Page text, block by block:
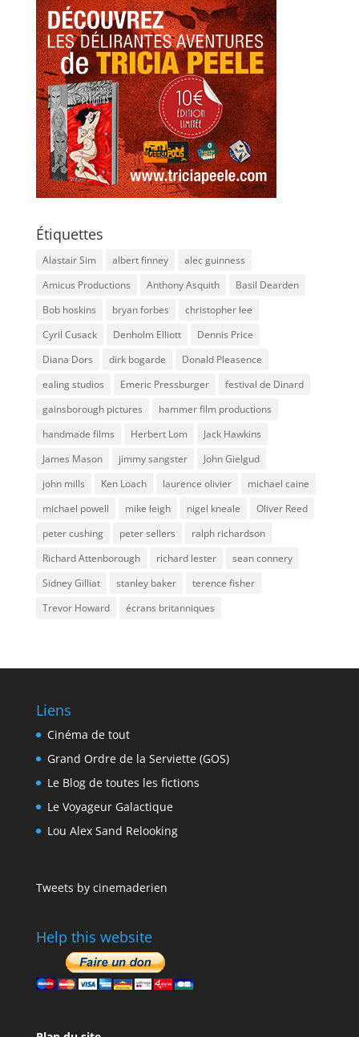
Étiquettes
Alastair Sim albert finney
alec guinness
Amicus Productions
Anthony Asquith
Basil Dearden
Bob hoskins
bryan forbes
christopher lee
Cyril Cusack
Denholm Elliott
Dennis Price
Diana Dors
dirk bogarde
Donald Pleasence
ealing studios
Emeric Pressburger
festival de Dinard
gainsborough pictures
hammer film productions
handmade films
Herbert Lom
Jack Hawkins
James Mason
jimmy sangster
John Gielgud
john mills
Ken Loach laurence olivier
michael caine
michael powell
mike leigh nigel kneale
Oliver Reed
peter cushing
peter sellers
ralph richardson
Richard Attenborough
richard lester
sean connery
Sidney Gilliat
stanley baker
terence fisher
Trevor Howard
écrans britanniques
Liens
Cinéma de tout
Grand Ordre de la Serviette (GOS)
Le Blog de toutes les fictions
Le Voyageur Galactique
Lou Alex Sand Relooking
Tweets by cinemaderien
Help this website